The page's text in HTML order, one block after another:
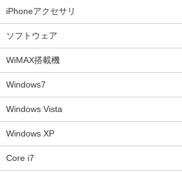
iPhoneアクセサリ
ソフトウェア
WiMAX搭載機
Windows7
Windows Vista
Windows XP
Core i7